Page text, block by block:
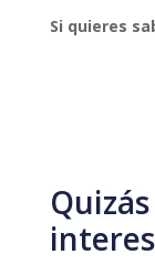
Si quieres